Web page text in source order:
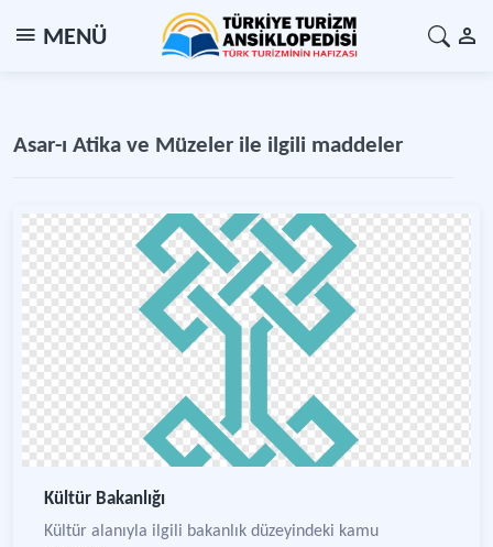
MENÜ
Asar-ı Atika ve Müzeler ile ilgili maddeler
Kültür Bakanlığı
Kültür alanıyla ilgili bakanlık düzeyindeki kamu